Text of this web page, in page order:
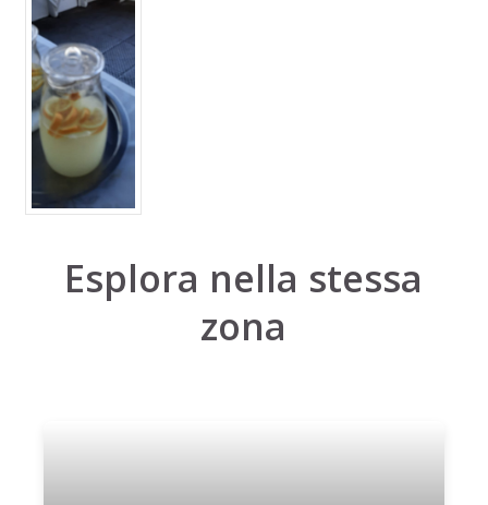
Esplora nella stessa
zona